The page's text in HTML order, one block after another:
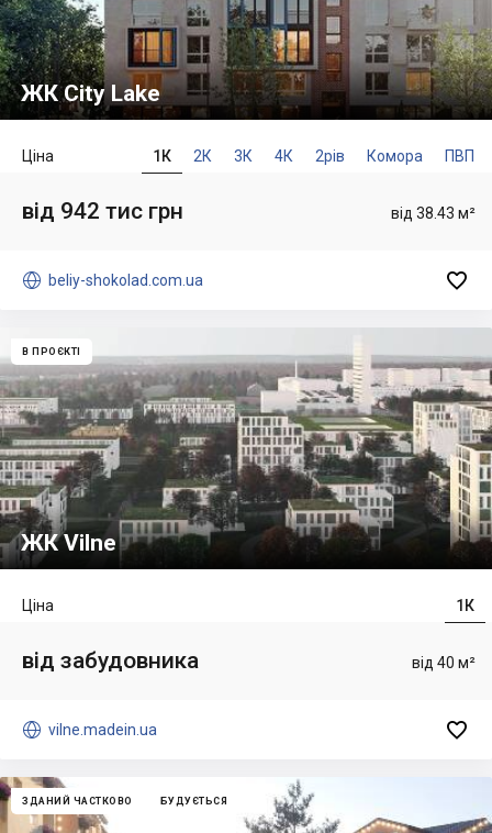
ЖК City Lake
1К 2К 3К 4К 2рів Комора ПВП
Ціна
від 38.43 м²
від 942 тис грн
 beliy-shokolad.com.ua 
В ПРОЄКТІ
ЖК Vilne
1К
Ціна
від 40 м²
від забудовника
 vilne.madein.ua 
ЗДАНИЙ ЧАСТКОВО БУДУЄТЬСЯ